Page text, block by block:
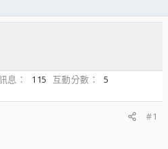
訊息 115 互動分數
5
#1